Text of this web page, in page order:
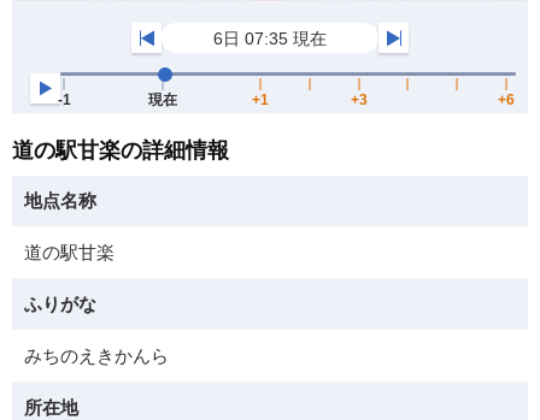
道の駅甘楽の詳細情報
地点名称
道の駅甘楽
ふりがな
みちのえきかんら
所在地